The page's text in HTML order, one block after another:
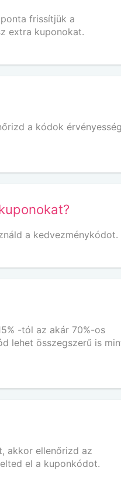
frissítjük a
extra kuponokat.
a kódok
a kedvezménykódot.
-tól az akár 70%-os
lehet összegszerű is
akkor ellenőrizd az
el a kuponkódot.